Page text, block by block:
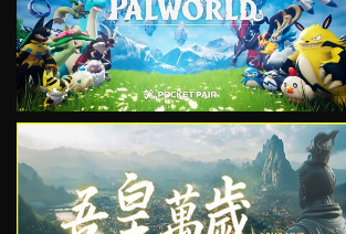
VIEW
VIEW